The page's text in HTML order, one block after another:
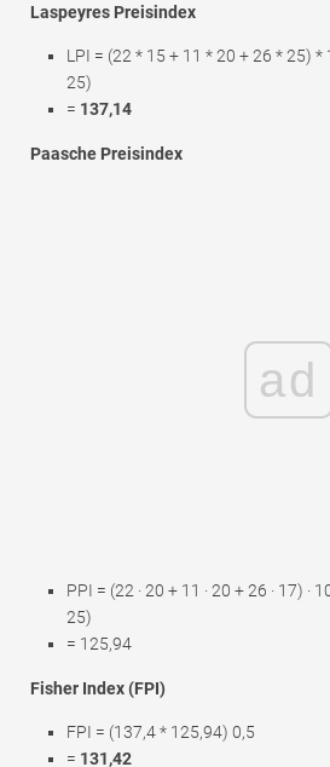
Laspeyres Preisindex
LPI = (22 * 15 + 11 * 20 + 26 * 25)
25)
= 137,14
Paasche Preisindex
ad
PPI = (22 · 20 + 11 · 20 + 26 · 17) ·
25)
= 125,94
Fisher Index (FPI)
FPI = (137,4 * 125,94) 0,5
= 131,42